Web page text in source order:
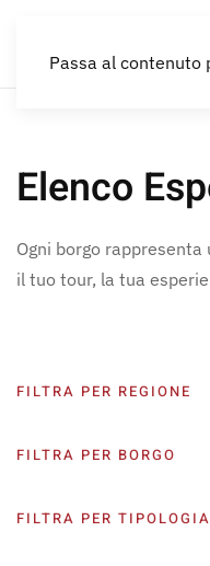
Passa al contenuto
Elenco
Ogni borgo rappresenta
il tuo tour, la tua
FILTRA PER REGIONE
FILTRA PER BORGO
FILTRA PER TIPOLOGIA